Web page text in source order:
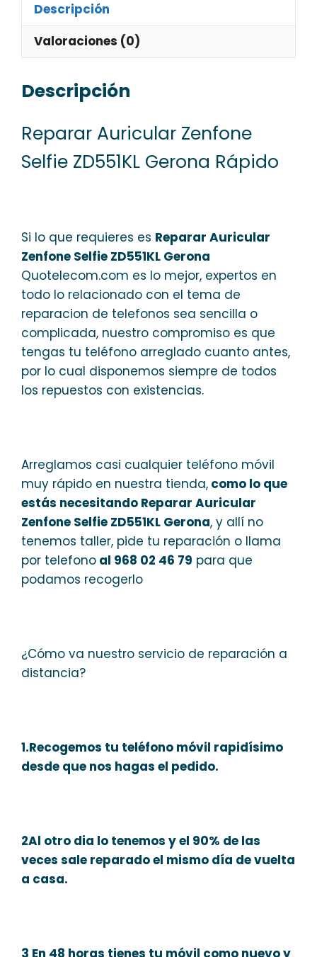
Descripción
Valoraciones (0)
Descripción
Reparar Auricular Zenfone
Selfie ZD551KL Gerona Rápido
Si lo que requieres es Reparar Auricular
Zenfone Selfie ZD551KL Gerona
Quotelecom.com es lo mejor, expertos en
todo lo relacionado con el tema de
reparacion de telefonos sea sencilla o
complicada, nuestro compromiso es que
tengas tu teléfono arreglado cuanto antes,
por lo cual disponemos siempre de todos
los repuestos con existencias.
Arreglamos casi cualquier teléfono móvil
muy rápido en nuestra tienda, como lo que
estás necesitando Reparar Auricular
Zenfone Selfie ZD551KL Gerona, y allí no
tenemos taller, pide tu reparación o llama
por telefono al 968 02 46 79 para que
podamos recogerlo
¿Cómo va nuestro servicio de reparación a
distancia?
1.Recogemos tu teléfono móvil rapidísimo
desde que nos hagas el pedido.
2Al otro dia lo tenemos y el 90% de las
veces sale reparado el mismo día de vuelta
a casa.
3 En 48 horas tienes tu móvil como nuevo y